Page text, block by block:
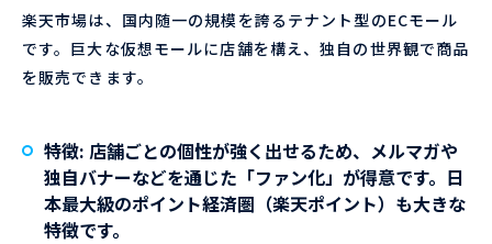
楽天市場は、国内随一の規模を誇るテナント型のECモール
です。巨大な仮想モールに店舗を構え、独自の世界観で商品
を販売できます。
特徴: 店舗ごとの個性が強く出せるため、メルマガや
独自バナーなどを通じた「ファン化」が得意です。日
本最大級のポイント経済圏（楽天ポイント）も大きな
特徴です。